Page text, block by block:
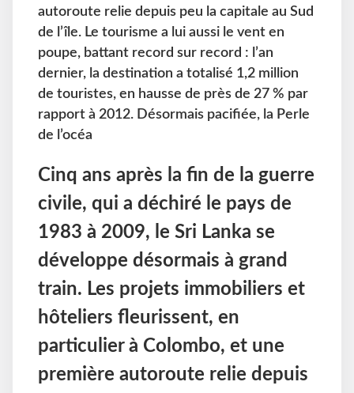
autoroute relie depuis peu la capitale au Sud
de l’île. Le tourisme a lui aussi le vent en
poupe, battant record sur record : l’an
dernier, la destination a totalisé 1,2 million
de touristes, en hausse de près de 27 % par
rapport à 2012. Désormais pacifiée, la Perle
de l’océa
Cinq ans après la fin de la guerre
civile, qui a déchiré le pays de
1983 à 2009, le Sri Lanka se
développe désormais à grand
train. Les projets immobiliers et
hôteliers fleurissent, en
particulier à Colombo, et une
première autoroute relie depuis